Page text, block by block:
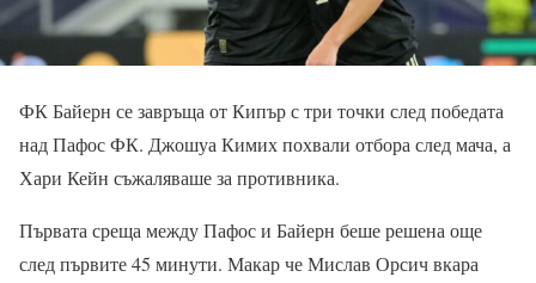
ФК Байерн се завръща от Кипър с три точки след победата
над Пафос ФК. Джошуа Кимих похвали отбора след мача, а
Хари Кейн съжаляваше за противника.
Първата среща между Пафос и Байерн беше решена още
след първите 45 минути. Макар че Мислав Орсич вкара